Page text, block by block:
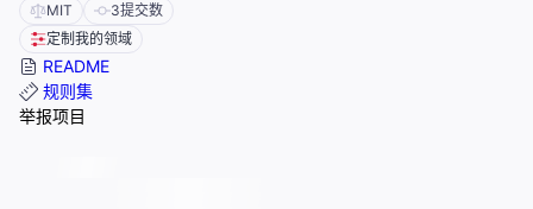
MIT 3提交数
定制我的领域
README
规则集
举报项目